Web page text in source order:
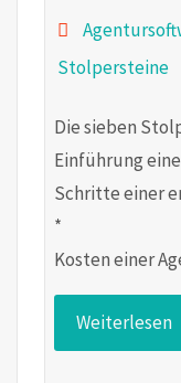
Stolpersteine
Die sieben
Einführung
Schritte einer
*
Kosten einer
Weiterlesen